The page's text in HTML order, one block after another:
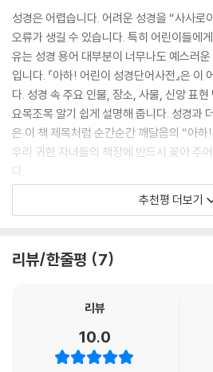
- 성경을 더 깊이 알아 가는 재미를 더하도록
를 담았습니다. 그림이나 지도, 표 등의 시
- 각 부의 주제와 상관없이 모든 단어를 한
‘찾아보기’ 페이지가 있습니다. 찾고 싶은 단
니다.
[추천 독자]
- 초등 중학년 이상(또는 초등 전 학년) 어린이
- 자녀에게 복음, 믿음, 구원, 성경에 관해
- 어린이의 신앙 성장에 도움이 되는 성경 관
- 성경 공부 참고용 도서를 찾는 주일학교
성경은 어렵습니다. 어려운 성경을 “사사
오류가 생길 수 있습니다. 특히 어린이들에
유는 성경 용어 대부분이 너무나도 예스러
입니다. 『아하! 어린이 성경단어사전』은 이
다. 성경 속 주요 인물, 장소, 사물, 신앙 표
요목조목 알기 쉽게 설명해 줍니다. 성경과
은 이 책 제목처럼 순간순간 깨달음의 “아
우리 귀한 자녀들의 책장에 반드시 꽂아 주
다.
- 박재은 (총신대학교 신학과 조직신학 교수, 교목
심으로 환영하고 축하합니다. 저자들은 교회
졌습니다. 여기에는 하나님의 분명한 인도
있었음을 책 내용을 보면서 깨달을 수 있었
금해할 만한 인물, 장소, 사물, 신앙 표현에
추천평 더보기
리뷰/한줄평 7
리뷰
10.0